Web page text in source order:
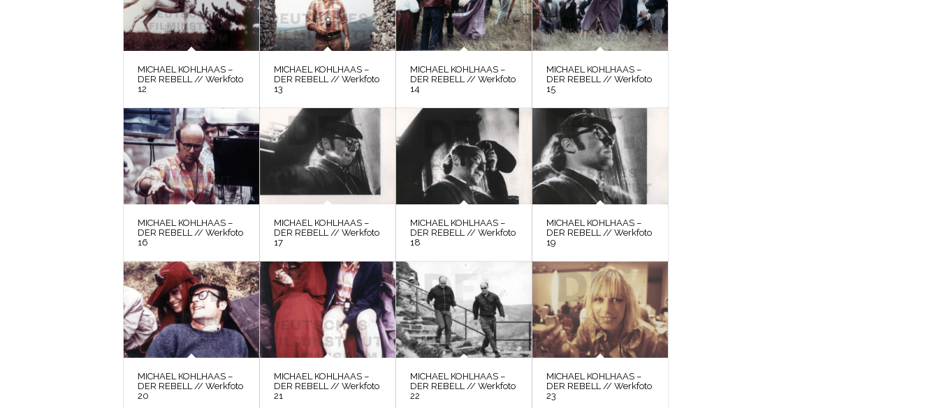
MICHAEL KOHLHAAS –
DER REBELL // Werkfoto
12
MICHAEL KOHLHAAS –
DER REBELL // Werkfoto
13
MICHAEL KOHLHAAS –
DER REBELL // Werkfoto
14
MICHAEL KOHLHAAS –
DER REBELL // Werkfoto
15
MICHAEL KOHLHAAS –
DER REBELL // Werkfoto
16
MICHAEL KOHLHAAS –
DER REBELL // Werkfoto
17
MICHAEL KOHLHAAS –
DER REBELL // Werkfoto
18
MICHAEL KOHLHAAS –
DER REBELL // Werkfoto
19
MICHAEL KOHLHAAS –
DER REBELL // Werkfoto
20
MICHAEL KOHLHAAS –
DER REBELL // Werkfoto
21
MICHAEL KOHLHAAS –
DER REBELL // Werkfoto
22
MICHAEL KOHLHAAS –
DER REBELL // Werkfoto
23